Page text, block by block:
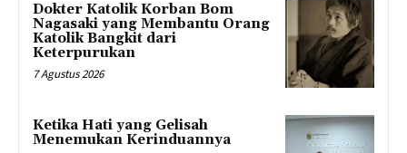
Dokter Katolik Korban Bom
Nagasaki yang Membantu Orang
Katolik Bangkit dari
Keterpurukan
7 Agustus 2026
Ketika Hati yang Gelisah
Menemukan Kerinduannya